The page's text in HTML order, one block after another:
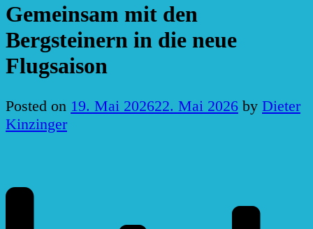
Gemeinsam mit den
Bergsteinern in die neue
Flugsaison
Posted on 19. Mai 202622. Mai 2026 by Dieter
Kinzinger